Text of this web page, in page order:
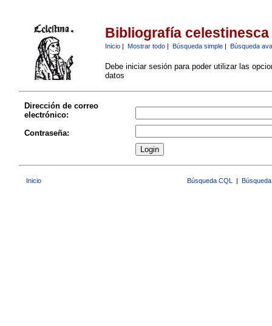
Bibliografía celestinesca
Inicio| Mostrar todo| Búsqueda simple| Búsqueda
Debe iniciar sesión para poder utilizar las
datos
Dirección de correo
electrónico:
Contraseña:
Inicio Búsqueda CQL |